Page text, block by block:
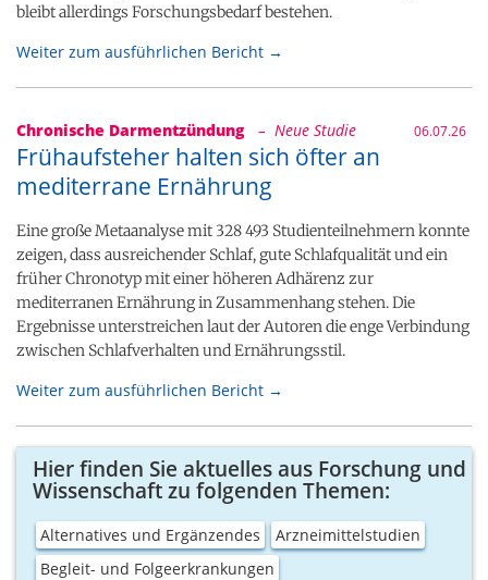
bleibt allerdings Forschungsbedarf bestehen.
Weiter zum ausführlichen Bericht →
Chronische Darmentzündung – Neue Studie 06.07.26
Frühaufsteher halten sich öfter an
mediterrane Ernährung
Eine große Metaanalyse mit 328 493 Studienteilnehmern konnte
zeigen, dass ausreichender Schlaf, gute Schlafqualität und ein
früher Chronotyp mit einer höheren Adhärenz zur
mediterranen Ernährung in Zusammenhang stehen. Die
Ergebnisse unterstreichen laut der Autoren die enge Verbindung
zwischen Schlafverhalten und Ernährungsstil.
Weiter zum ausführlichen Bericht →
Hier finden Sie aktuelles aus Forschung und
Wissenschaft zu folgenden Themen:
Alternatives und Ergänzendes
Arzneimittelstudien
Begleit- und Folgeerkrankungen